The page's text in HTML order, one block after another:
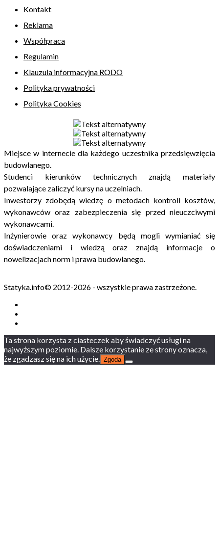
Kontakt
Reklama
Współpraca
Regulamin
Klauzula informacyjna RODO
Polityka prywatności
Polityka Cookies
Miejsce w internecie dla każdego uczestnika przedsięwzięcia
budowlanego.
Studenci kierunków technicznych znajdą materiały
pozwalające zaliczyć kursy na uczelniach.
Inwestorzy zdobędą wiedzę o metodach kontroli kosztów,
wykonawców oraz zabezpieczenia się przed nieuczciwymi
wykonawcami.
Inżynierowie oraz wykonawcy będą mogli wymianiać się
doświadczeniami i wiedzą oraz znajdą informacje o
nowelizacjach norm i prawa budowlanego.
Statyka.info© 2012-2026 - wszystkie prawa zastrzeżone.
Ta strona korzysta z ciasteczek aby świadczyć usługi na
najwyższym poziomie. Dalsze korzystanie ze strony oznacza,
że zgadzasz się na ich użycie. Zgoda